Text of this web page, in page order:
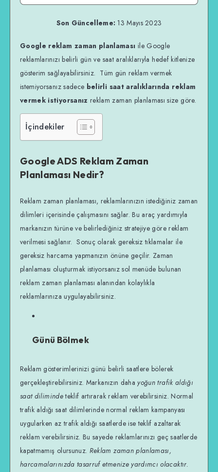
Son Güncelleme: 13 Mayıs 2023
Google reklam zaman planlaması ile Google
reklamlarınızı belirli gün ve saat aralıklarıyla hedef kitlenize
gösterim sağlayabilirsiniz. Tüm gün reklam vermek
istemiyorsanız sadece belirli saat aralıklarında reklam
vermek istiyorsanız reklam zaman planlaması size göre.
İçindekiler
Google ADS Reklam Zaman
Planlaması Nedir?
Reklam zaman planlaması, reklamlarınızın istediğiniz zaman
dilimleri içerisinde çalışmasını sağlar. Bu araç yardımıyla
markanızın türüne ve belirlediğiniz stratejiye göre reklam
verilmesi sağlanır. Sonuç olarak gereksiz tıklamalar ile
gereksiz harcama yapmanızın önüne geçilir. Zaman
planlaması oluşturmak istiyorsanız sol menüde bulunan
reklam zaman planlaması alanından kolaylıkla
reklamlarınıza uygulayabilirsiniz.
Günü Bölmek
Reklam gösterimlerinizi günü belirli saatlere bölerek
gerçekleştirebilirsiniz. Markanızın dahayoğun trafik aldığı
saat dilimindeteklif artırarak reklam verebilirsiniz. Normal
trafik aldığı saat dilimlerinde normal reklam kampanyası
uygularken az trafik aldığı saatlerde ise teklif azaltarak
reklam verebilirsiniz. Bu sayede reklamlarınızı geç saatlerde
kapatmamış olursunuz. Reklam zaman planlaması,
harcamalarınızda tasarruf etmenize yardımcı olacaktır.